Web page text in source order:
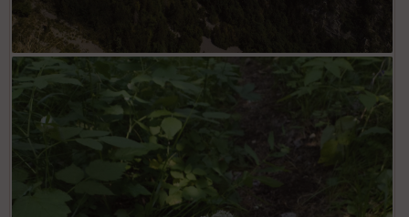
Monte Ballaur (2579 m) à gauche et Carnino Inferiore à droite